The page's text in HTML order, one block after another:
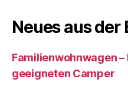
Neues aus
Familienwohnwagen –
geeigneten Camper